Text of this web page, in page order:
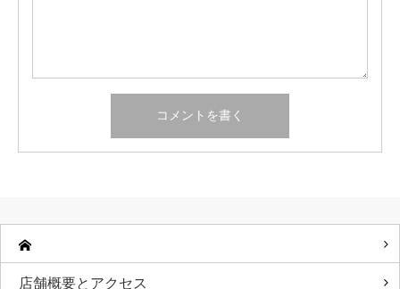
店舗概要とアクセス